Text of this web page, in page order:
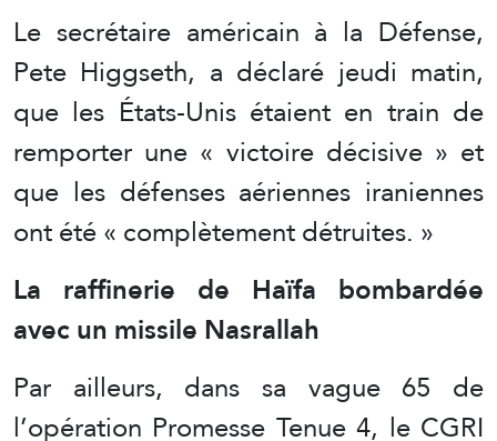
Le secrétaire américain à la Défense,
Pete Higgseth, a déclaré jeudi matin,
que les États-Unis étaient en train de
remporter une « victoire décisive » et
que les défenses aériennes iraniennes
ont été « complètement détruites. »
La raffinerie de Haïfa bombardée
avec un missile Nasrallah
Par ailleurs, dans sa vague 65 de
l’opération Promesse Tenue 4, le CGRI